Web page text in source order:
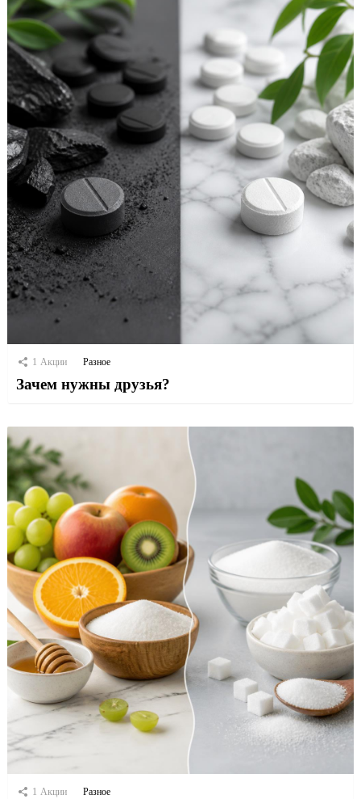
1 Акции Разное
Зачем нужны друзья?
1 Акции Разное